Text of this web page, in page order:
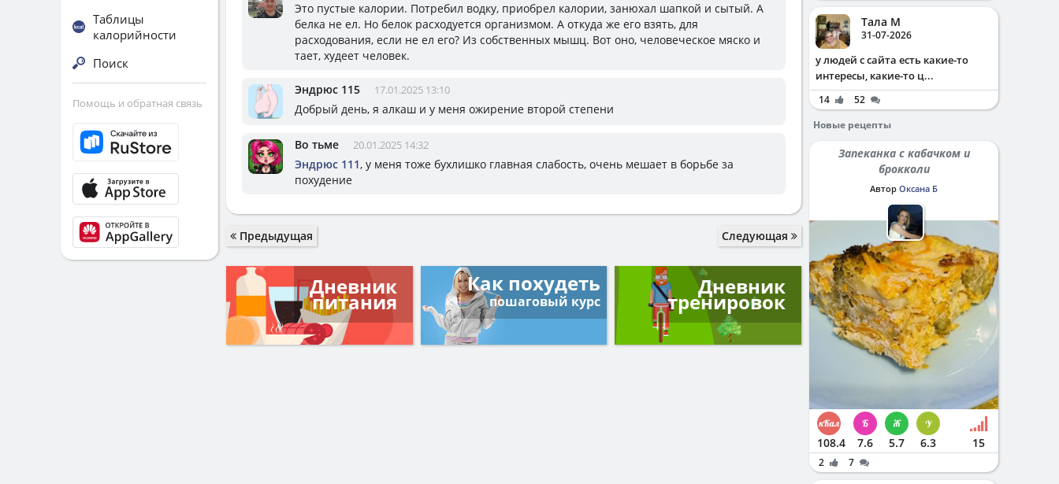
Это пустые калории. Потребил водку, приобрел калории, занюхал шапкой и сытый. А
белка не ел. Но белок расходуется организмом. А откуда же его взять, для
расходования, если не ел его? Из собственных мышц. Вот оно, человеческое мяско и
тает, худеет человек.
Эндрюс 115 17.01.2025 13:10
Добрый день, я алкаш и у меня ожирение второй степени
Во тьме 20.01.2025 14:32
Эндрюс 111, у меня тоже бухлишко главная слабость, очень мешает в борьбе за
похудение
Предыдущая Следующая
Дневник
питания
Как похудеть
пошаговый курс
Дневник
тренировок
Таблицы
калорийности
Поиск
Помощь и обратная связь
Тала М
31-07-2026
у людей с сайта есть какие-то
интересы, какие-то ц...
14
52
Новые рецепты
Запеканка с кабачком и
брокколи
Автор Оксана Б
108.4 7.6 5.7 6.3 15
2 7